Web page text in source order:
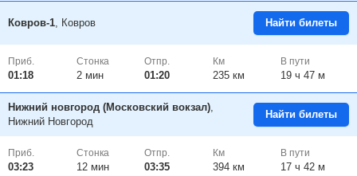
Ковров-1, Ковров Найти билеты
Приб.
01:18
Стонка
2 мин
Отпр.
01:20
Км
235 км
В пути
19 ч 47 м
Нижний новгород (Московский вокзал),
Нижний Новгород
Найти билеты
Приб.
03:23
Стонка
12 мин
Отпр.
03:35
Км
394 км
В пути
17 ч 42 м